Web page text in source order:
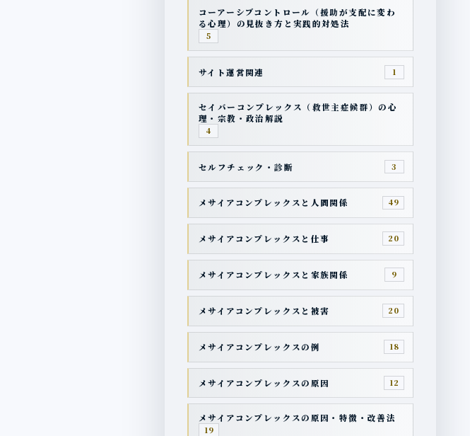
コーアーシブコントロール（援助が支配に変わ
る心理）の見抜き方と実践的対処法
5
サイト運営関連 1
セイバーコンプレックス（救世主症候群）の心
理・宗教・政治解説
4
セルフチェック・診断 3
メサイアコンプレックスと人間関係 49
メサイアコンプレックスと仕事 20
メサイアコンプレックスと家族関係 9
メサイアコンプレックスと被害 20
メサイアコンプレックスの例 18
メサイアコンプレックスの原因 12
メサイアコンプレックスの原因・特徴・改善法
19